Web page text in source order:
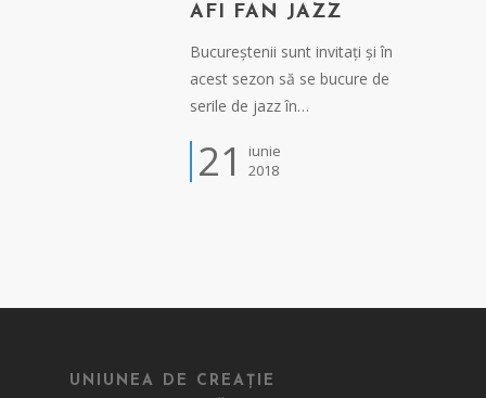
AFI FAN JAZZ
Bucureștenii sunt invitați și în
acest sezon să se bucure de
serile de jazz în…
21
iunie
2018
UNIUNEA DE CREAȚIE